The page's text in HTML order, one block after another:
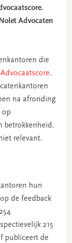
Advocaten
die
Advocaatscore.
na afronding
op
betrokkenheid.
relevant.
hun
de feedback
215
publiceert de